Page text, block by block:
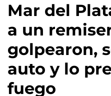
Mar del
a un
golpearon,
auto y lo
fuego